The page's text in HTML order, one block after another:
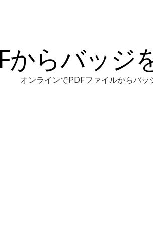
からバッジ
オンラインでPDFファイルからバッ